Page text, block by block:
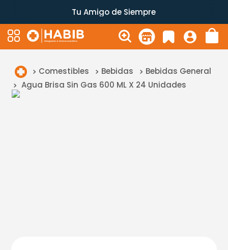
Tu Amigo de Siempre
Comestibles Bebidas
Bebidas General
Agua Brisa Sin Gas 600 ML X 24 Unidades